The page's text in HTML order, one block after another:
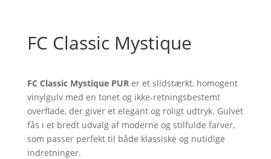
FC Classic Mystique
FC Classic Mystique PURer et slidstærkt, homogent
vinylgulv med en tonet og ikke-retningsbestemt
overflade, der giver et elegant og roligt udtryk. Gulvet
fås i et bredt udvalg af moderne og stilfulde farver,
som passer perfekt til både klassiske og nutidige
indretninger.